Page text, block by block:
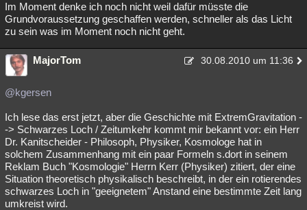
Im Moment denke ich noch nicht weil dafür müsste die
Grundvoraussetzung geschaffen werden, schneller als das Licht
zu sein was im Moment noch nicht geht.
MajorTom 30.08.2010 um 11:36
@kgersen
Ich lese das erst jetzt, aber die Geschichte mit ExtremGravitation -
-> Schwarzes Loch / Zeitumkehr kommt mir bekannt vor: ein Herr
Dr. Kanitscheider - Philosoph, Physiker, Kosmologe hat in
solchem Zusammenhang mit ein paar Formeln s.dort in seinem
Reklam Buch "Kosmologie" Herrn Kerr (Physiker) zitiert, der eine
Situation theoretisch physikalisch beschreibt, in der ein rotierendes
schwarzes Loch in "geeignetem" Anstand eine bestimmte Zeit lang
umkreist wird.